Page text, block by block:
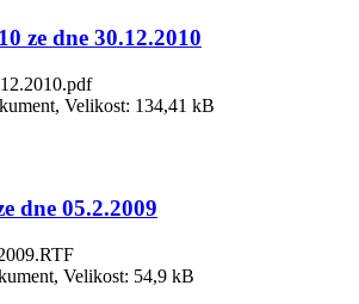
ze dne 30.12.2010
Velikost: 134,41 kB
dne 05.2.2009
Velikost: 54,9 kB